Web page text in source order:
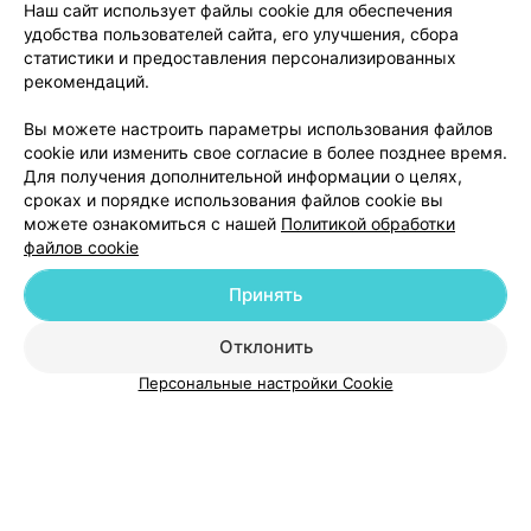
Лад-вер
Минск, ул. Грушевская, 83 до 20:00
Добавить компанию
Добавить специалиста
Наш сайт использует файлы cookie для обеспечения
удобства пользователей сайта, его улучшения, сбора
статистики и предоставления персонализированных
рекомендаций.
Вы можете настроить параметры использования файлов
cookie или изменить свое согласие в более позднее время.
Для получения дополнительной информации о целях,
сроках и порядке использования файлов cookie вы
можете ознакомиться с нашей Политикой обработки
файлов cookie
Отклонить
Принять
Персональные настройки Cookie